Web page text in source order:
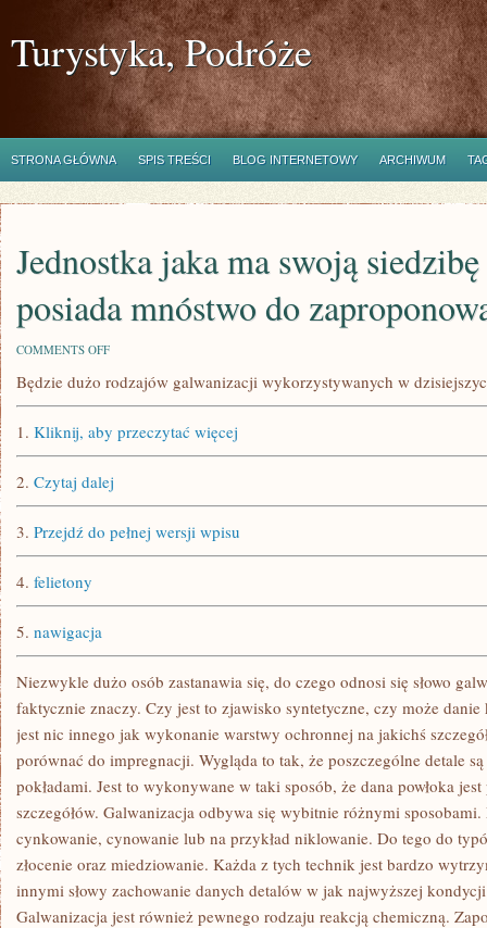
Turystyka, Podróże
STRONA GŁÓWNA SPIS TREŚCI BLOG INTERNETOWY ARCHIWUM
Jednostka jaka ma swoją
posiada mnóstwo do
COMMENTS OFFON
JAKA
SIEDZIBĘ
W
POSIADA
MNÓSTWO
DO
ZAPROPONOWANIA
Będzie dużo rodzajów galwanizacji wykorzystywanych w
1. Kliknij, aby przeczytać więcej
2. Czytaj dalej
3. Przejdź do pełnej wersji wpisu
4. felietony
5. nawigacja
Niezwykle dużo osób zastanawia się, do czego odnosi się słowo
faktycznie znaczy. Czy jest to zjawisko syntetyczne, czy może
jest nic innego jak wykonanie warstwy ochronnej na jakichś
porównać do impregnacji. Wygląda to tak, że poszczególne detale
pokładami. Jest to wykonywane w taki sposób, że dana powłoka
szczegółów. Galwanizacja odbywa się wybitnie różnymi
cynkowanie, cynowanie lub na przykład niklowanie. Do tego do
złocenie oraz miedziowanie. Każda z tych technik jest bardzo
innymi słowy zachowanie danych detalów w jak najwyższej
Galwanizacja jest również pewnego rodzaju reakcją chemiczną.